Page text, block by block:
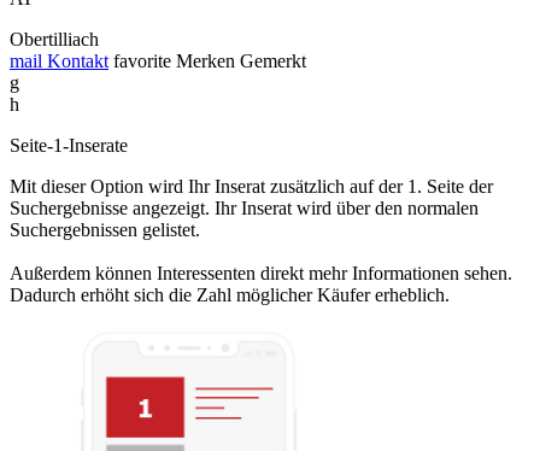
Obertilliach
mail Kontakt favorite Merken Gemerkt
g
h
Seite-1-Inserate
Mit dieser Option wird Ihr Inserat zusätzlich auf der 1. Seite der
Suchergebnisse angezeigt. Ihr Inserat wird über den normalen
Suchergebnissen gelistet.
Außerdem können Interessenten direkt mehr Informationen sehen.
Dadurch erhöht sich die Zahl möglicher Käufer erheblich.